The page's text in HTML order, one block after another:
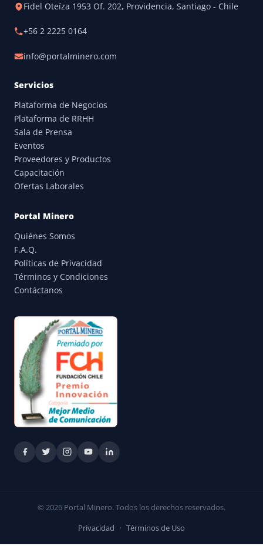
Fidel Oteíza 1953 Of. 202, Providencia, Santiago - Chile
+56 2 2225 0164
info@portalminero.com
Servicios
Plataforma de Negocios
Plataforma de RRHH
Sala de Prensa
Eventos
Proveedores y Productos
Capacitación
Ofertas Laborales
Portal Minero
Quiénes Somos
F.A.Q.
Políticas de Privacidad
Términos y Condiciones
Contáctanos
© 2026 Portal Minero. Todos los derechos reservados.
Privacidad · Términos de Uso